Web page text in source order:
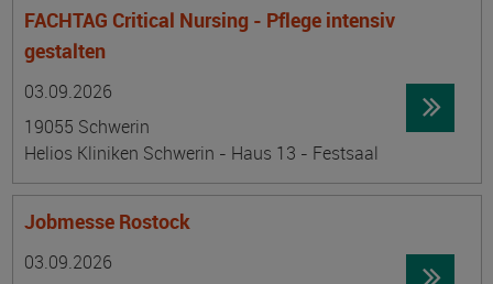
FACHTAG Critical Nursing - Pflege intensiv
gestalten
03.09.2026
19055 Schwerin
Helios Kliniken Schwerin - Haus 13 - Festsaal
Jobmesse Rostock
03.09.2026